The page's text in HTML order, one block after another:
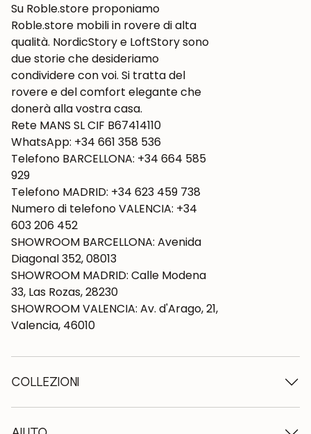
Su Roble.store proponiamo
Roble.store mobili in rovere di alta
qualità. NordicStory e LoftStory sono
due storie che desideriamo
condividere con voi. Si tratta del
rovere e del comfort elegante che
donerà alla vostra casa.
Rete MANS SL CIF B67414110
WhatsApp: +34 661 358 536
Telefono BARCELLONA: +34 664 585
929
Telefono MADRID: +34 623 459 738
Numero di telefono VALENCIA: +34
603 206 452
SHOWROOM BARCELLONA: Avenida
Diagonal 352, 08013
SHOWROOM MADRID: Calle Modena
33, Las Rozas, 28230
SHOWROOM VALENCIA: Av. d'Arago, 21,
Valencia, 46010
COLLEZIONI
Tavoli in legno